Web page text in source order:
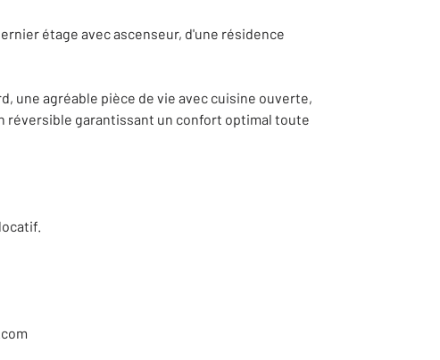
étage avec ascenseur, d'une résidence
une agréable pièce de vie avec cuisine ouverte,
réversible garantissant un confort optimal toute